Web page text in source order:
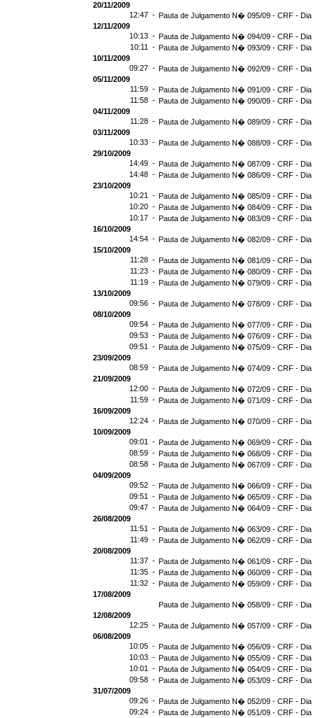
20/11/2009
12:47 - Pauta de Julgamento N� 095/09 - CRF - Dia
12/11/2009
10:13 - Pauta de Julgamento N� 094/09 - CRF - Dia
10:11 - Pauta de Julgamento N� 093/09 - CRF - Dia
10/11/2009
09:27 - Pauta de Julgamento N� 092/09 - CRF - Dia
05/11/2009
11:59 - Pauta de Julgamento N� 091/09 - CRF - Dia
11:58 - Pauta de Julgamento N� 090/09 - CRF - Dia
04/11/2009
11:28 - Pauta de Julgamento N� 089/09 - CRF - Dia
03/11/2009
10:33 - Pauta de Julgamento N� 088/09 - CRF - Dia
29/10/2009
14:49 - Pauta de Julgamento N� 087/09 - CRF - Dia
14:48 - Pauta de Julgamento N� 086/09 - CRF - Dia
23/10/2009
10:21 - Pauta de Julgamento N� 085/09 - CRF - Dia
10:20 - Pauta de Julgamento N� 084/09 - CRF - Dia
10:17 - Pauta de Julgamento N� 083/09 - CRF - Dia
16/10/2009
14:54 - Pauta de Julgamento N� 082/09 - CRF - Dia
15/10/2009
11:28 - Pauta de Julgamento N� 081/09 - CRF - Dia
11:23 - Pauta de Julgamento N� 080/09 - CRF - Dia
11:19 - Pauta de Julgamento N� 079/09 - CRF - Dia
13/10/2009
09:56 - Pauta de Julgamento N� 078/09 - CRF - Dia
08/10/2009
09:54 - Pauta de Julgamento N� 077/09 - CRF - Dia
09:53 - Pauta de Julgamento N� 076/09 - CRF - Dia
09:51 - Pauta de Julgamento N� 075/09 - CRF - Dia
23/09/2009
08:59 - Pauta de Julgamento N� 074/09 - CRF - Dia
21/09/2009
12:00 - Pauta de Julgamento N� 072/09 - CRF - Dia
11:59 - Pauta de Julgamento N� 071/09 - CRF - Dia
16/09/2009
12:24 - Pauta de Julgamento N� 070/09 - CRF - Dia
10/09/2009
09:01 - Pauta de Julgamento N� 069/09 - CRF - Dia
08:59 - Pauta de Julgamento N� 068/09 - CRF - Dia
08:58 - Pauta de Julgamento N� 067/09 - CRF - Dia
04/09/2009
09:52 - Pauta de Julgamento N� 066/09 - CRF - Dia
09:51 - Pauta de Julgamento N� 065/09 - CRF - Dia
09:47 - Pauta de Julgamento N� 064/09 - CRF - Dia
26/08/2009
11:51 - Pauta de Julgamento N� 063/09 - CRF - Dia
11:49 - Pauta de Julgamento N� 062/09 - CRF - Dia
20/08/2009
11:37 - Pauta de Julgamento N� 061/09 - CRF - Dia
11:35 - Pauta de Julgamento N� 060/09 - CRF - Dia
11:32 - Pauta de Julgamento N� 059/09 - CRF - Dia
17/08/2009
Pauta de Julgamento N� 058/09 - CRF - Dia
12/08/2009
12:25 - Pauta de Julgamento N� 057/09 - CRF - Dia
06/08/2009
10:05 - Pauta de Julgamento N� 056/09 - CRF - Dia
10:03 - Pauta de Julgamento N� 055/09 - CRF - Dia
10:01 - Pauta de Julgamento N� 054/09 - CRF - Dia
09:58 - Pauta de Julgamento N� 053/09 - CRF - Dia
31/07/2009
09:26 - Pauta de Julgamento N� 052/09 - CRF - Dia
09:24 - Pauta de Julgamento N� 051/09 - CRF - Dia